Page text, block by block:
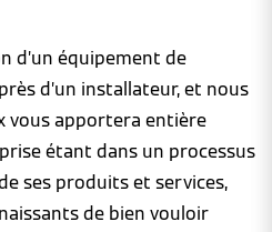
d’un équipement de
d’un installateur, et nous
vous apportera entière
étant dans un processus
ses produits et services,
de bien vouloir